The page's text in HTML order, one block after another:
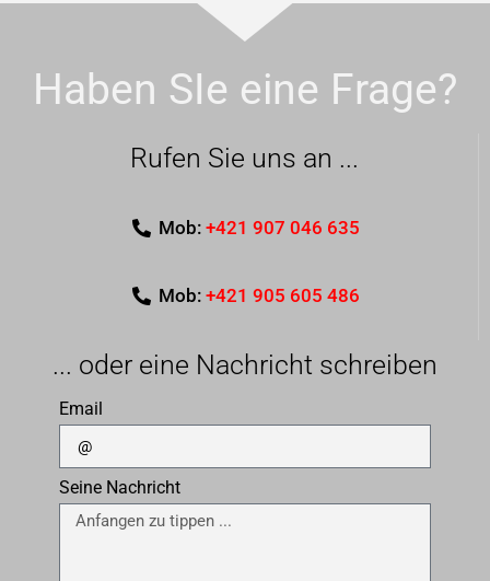
Haben SIe eine Frage?
Rufen Sie uns an ...
Mob: +421 907 046 635
Mob: +421 905 605 486
... oder eine Nachricht schreiben
Email
Seine Nachricht